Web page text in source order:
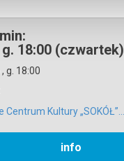
g. 18:00 (czwartek)
g. 18:00
Centrum Kultury „SOKÓŁ”...
info